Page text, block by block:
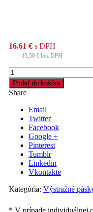
16,61 € s DPH
13,50 € bez DPH
množstvo
Vyznačovacia
páska
3M
biela
Pridať do košíka
Share
Email
Twitter
Facebook
Google +
Pinterest
Tumblr
Linkedin
Vkontakte
Kategória: Výstražné